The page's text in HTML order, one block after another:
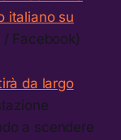
italiano su
/ Facebook)
da largo
a scendere